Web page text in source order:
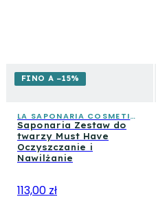
FINO A −15%
LA SAPONARIA COSMETICA CONSAPEVOLE
Saponaria Zestaw do
twarzy Must Have
Oczyszczanie i
Nawilżanie
113,00 zł